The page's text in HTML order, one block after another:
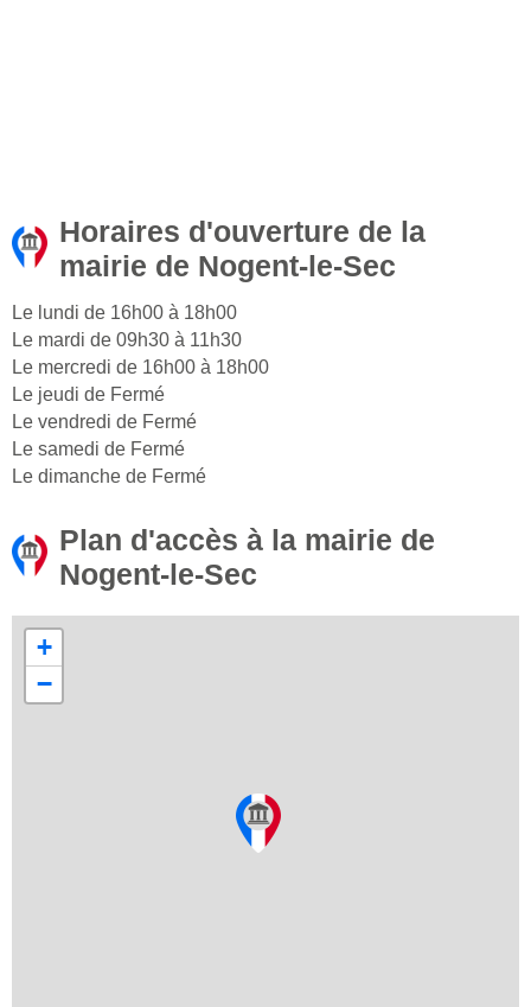
Horaires d'ouverture de la
mairie de Nogent-le-Sec
Le lundi de 16h00 à 18h00
Le mardi de 09h30 à 11h30
Le mercredi de 16h00 à 18h00
Le jeudi de Fermé
Le vendredi de Fermé
Le samedi de Fermé
Le dimanche de Fermé
Plan d'accès à la mairie de
Nogent-le-Sec
+
−